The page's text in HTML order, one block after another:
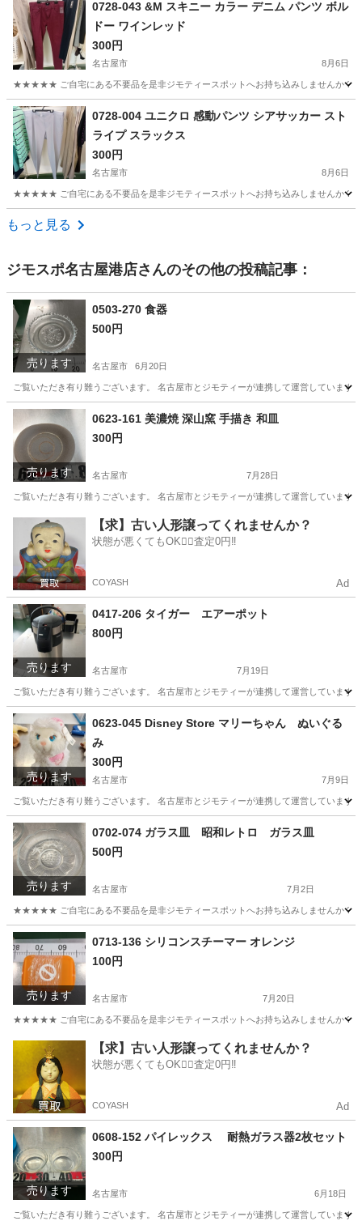
0728-043 &M スキニー カラー デニム パンツ ボル
ドー ワインレッド
300円
名古屋市 8月6日
★★★★★ ご自宅にある不要品を是非ジモティースポットへお持ち込みしませんか？
愛知 名古屋市 スキニー
0728-004 ユニクロ 感動パンツ シアサッカー スト
ライプ スラックス
300円
名古屋市 8月6日
★★★★★ ご自宅にある不要品を是非ジモティースポットへお持ち込みしませんか？
愛知 名古屋市
もっと見る
ジモスポ名古屋港店さんのその他の投稿記事：
売ります
0503-270 食器
500円
名古屋市 6月20日
ご覧いただき有り難うございます。 名古屋市とジモティーが連携して運営してい
愛知 名古屋市 生活雑貨 リユース
売ります
0623-161 美濃焼 深山窯 手描き 和皿
300円
名古屋市 7月28日
ご覧いただき有り難うございます。 名古屋市とジモティーが連携して運営してい
名古屋市 食器 リユース
【求】古い人形譲ってくれませんか？
状態が悪くてもOK🙆‍♀️査定0円‼️
COYASH Ad
売ります
0417-206 タイガー エアーポット
800円
名古屋市 7月19日
ご覧いただき有り難うございます。 名古屋市とジモティーが連携して運営してい
愛知 名古屋市
売ります
0623-045 Disney Store マリーちゃん ぬいぐる
み
300円
名古屋市 7月9日
ご覧いただき有り難うございます。 名古屋市とジモティーが連携して運営してい
愛知 名古屋市 リユース
売ります
0702-074 ガラス皿 昭和レトロ ガラス皿
500円
名古屋市 7月2日
★★★★★ ご自宅にある不要品を是非ジモティースポットへお持ち込みしませんか？
愛知 名古屋市 ガラス
売ります
0713-136 シリコンスチーマー オレンジ
100円
名古屋市 7月20日
★★★★★ ご自宅にある不要品を是非ジモティースポットへお持ち込みしませんか？
収納家具 スチーマー
【求】古い人形譲ってくれませんか？
状態が悪くてもOK🙆‍♀️査定0円‼️
COYASH Ad
売ります
0608-152 パイレックス 耐熱ガラス器2枚セット
300円
名古屋市 6月18日
ご覧いただき有り難うございます。 名古屋市とジモティーが連携して運営してい